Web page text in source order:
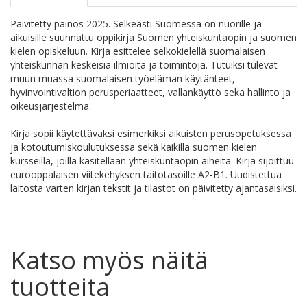
Päivitetty painos 2025. Selkeästi Suomessa on nuorille ja
aikuisille suunnattu oppikirja Suomen yhteiskuntaopin ja suomen
kielen opiskeluun. Kirja esittelee selkokielellä suomalaisen
yhteiskunnan keskeisiä ilmiöitä ja toimintoja. Tutuiksi tulevat
muun muassa suomalaisen työelämän käytänteet,
hyvinvointivaltion perusperiaatteet, vallankäyttö sekä hallinto ja
oikeusjärjestelmä.
Kirja sopii käytettäväksi esimerkiksi aikuisten perusopetuksessa
ja kotoutumiskoulutuksessa sekä kaikilla suomen kielen
kursseilla, joilla käsitellään yhteiskuntaopin aiheita. Kirja sijoittuu
eurooppalaisen viitekehyksen taitotasoille A2-B1. Uudistettua
laitosta varten kirjan tekstit ja tilastot on päivitetty ajantasaisiksi.
Katso myös näitä
tuotteita